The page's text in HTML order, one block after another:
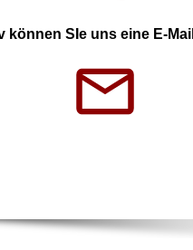
können SIe uns eine E-